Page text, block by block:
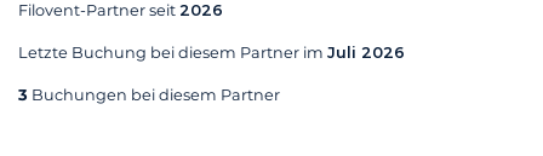
Filovent-Partner seit 2026
Letzte Buchung bei diesem Partner im Juli 2026
3 Buchungen bei diesem Partner